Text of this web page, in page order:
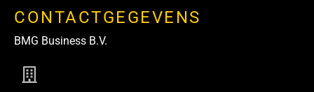
CONTACTGEGEVENS
BMG Business B.V.